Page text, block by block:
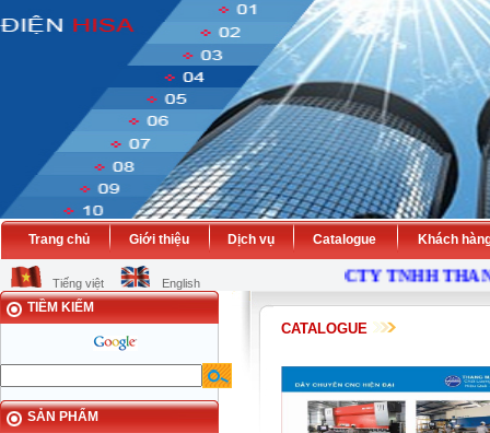
Trang chủ Giới thiệu Dịch vụ Catalogue Khách
Tiếng việt English CTY TNHH
TIỀM KIẾM
SẢN PHẨM
CATALOGUE